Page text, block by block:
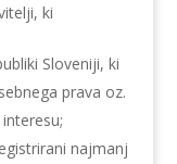
ki
Sloveniji, ki
prava oz.
najmanj